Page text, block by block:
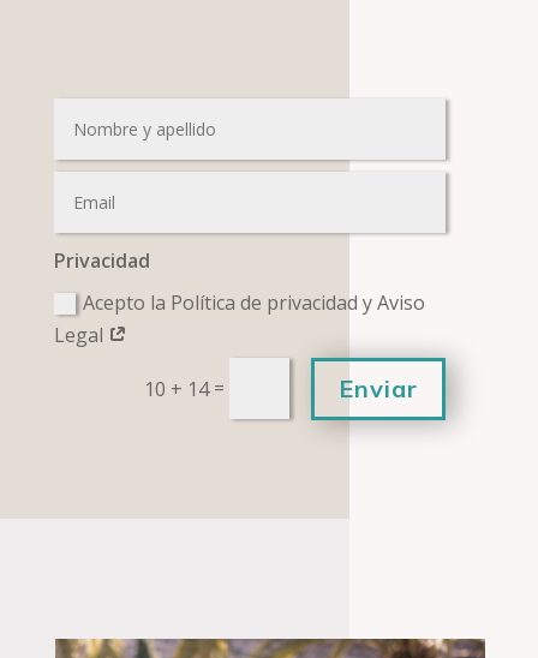
Privacidad
Acepto la Política de privacidad y Aviso
Legal
10 + 14= Enviar